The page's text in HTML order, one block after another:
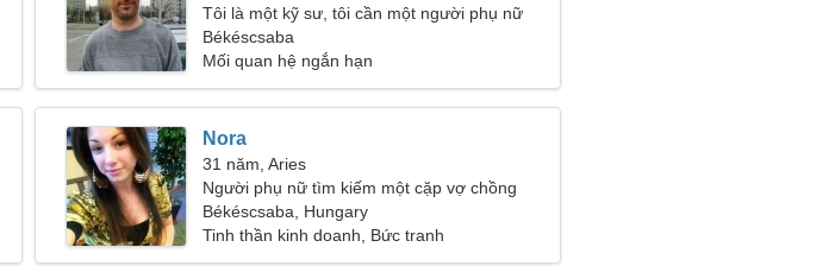
Tôi là một kỹ sư, tôi cần một người phụ nữ
đẹp
Békéscsaba
Mối quan hệ ngắn hạn
Nora
31 năm, Aries
Người phụ nữ tìm kiếm một cặp vợ chồng
Békéscsaba, Hungary
Tinh thần kinh doanh, Bức tranh